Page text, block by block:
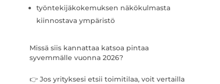
työntekijäkokemuksen näkökulmasta
kiinnostava ympäristö
Missä siis kannattaa katsoa pintaa
syvemmälle vuonna 2026?
👉 Jos yrityksesi etsii toimitilaa, voit vertailla